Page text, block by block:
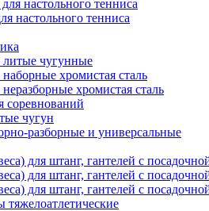
настольного тенниса
настольного тенниса
литые чугунные
хромистая сталь
хромистая сталь
соревнований
чугун
разборные и универсальные
для штанг, гантелей с
для штанг, гантелей с
для штанг, гантелей с
тяжелоатлетические